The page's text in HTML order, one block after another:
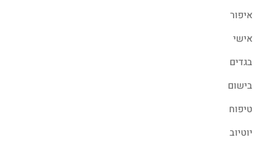
איפור
אישי
בגדים
בישום
טיפוח
יוטיוב